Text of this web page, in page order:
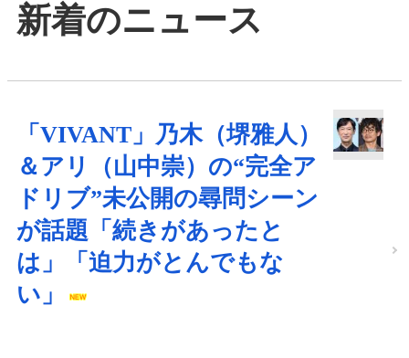
新着のニュース
「VIVANT」乃木（堺雅人）
＆アリ（山中崇）の“完全ア
ドリブ”未公開の尋問シーン
が話題「続きがあったと
は」「迫力がとんでもな
い」